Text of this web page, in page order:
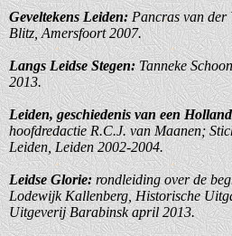
Geveltekens Leiden:Pancras van der
Blitz, Amersfoort 2007.
Langs Leidse Stegen:Tanneke
2013.
Leiden, geschiedenis van een
hoofdredactie R.C.J. van Maanen;
Leiden, Leiden 2002-2004.
Leidse Glorie:rondleiding over de
Lodewijk Kallenberg, Historische
Uitgeverij Barabinsk april 2013.